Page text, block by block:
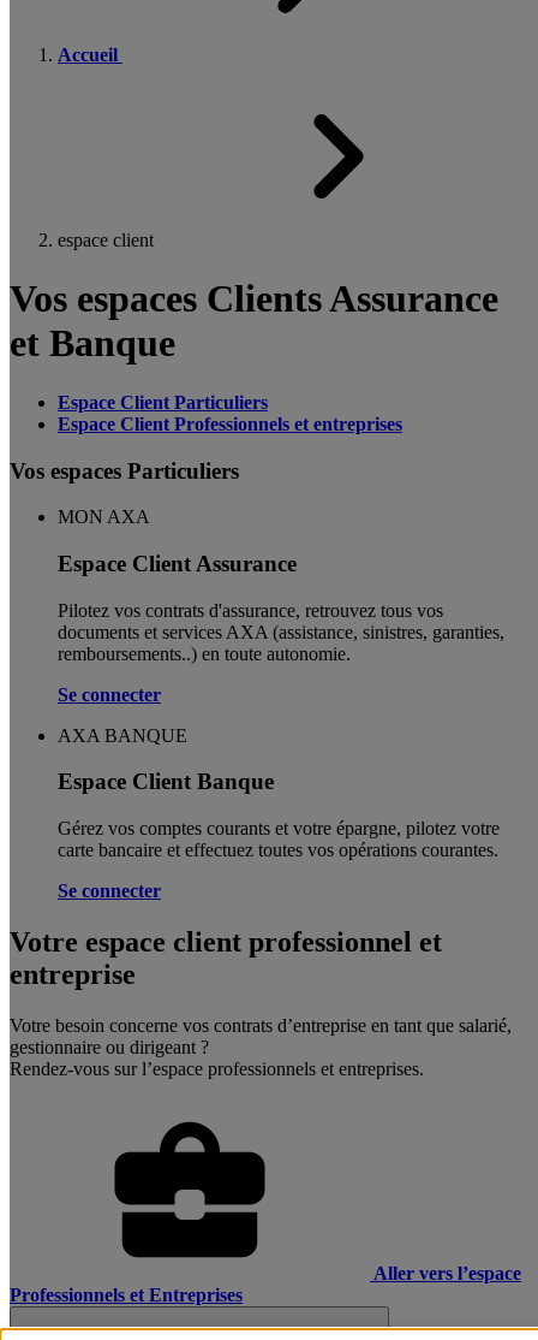
Accueil
espace client
Vos espaces Clients Assurance
et Banque
Espace Client Particuliers
Espace Client Professionnels et entreprises
Vos espaces Particuliers
MON AXA
Espace Client Assurance
Pilotez vos contrats d'assurance, retrouvez tous vos
documents et services AXA (assistance, sinistres, garanties,
remboursements..) en toute autonomie. ​
Se connecter
AXA BANQUE
Espace Client Banque
Gérez vos comptes courants et votre épargne, pilotez votre
carte bancaire et effectuez toutes vos opérations courantes.
Se connecter
Votre espace client professionnel et
entreprise
Votre besoin concerne vos contrats d’entreprise en tant que salarié,
gestionnaire ou dirigeant ?
Rendez-vous sur l’espace professionnels et entreprises.
Aller vers l’espace
Professionnels et Entreprises